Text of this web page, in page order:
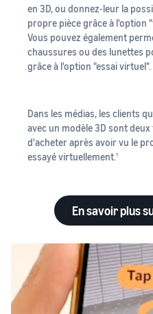
en 3D, ou donnez-leur la
propre pièce grâce à l'option
Vous pouvez également
chaussures ou des lunettes
grâce à l'option "essai virtuel".
Dans les médias, les clients
avec un modèle 3D sont
d'acheter après avoir vu le
essayé virtuellement.1
En savoir plus